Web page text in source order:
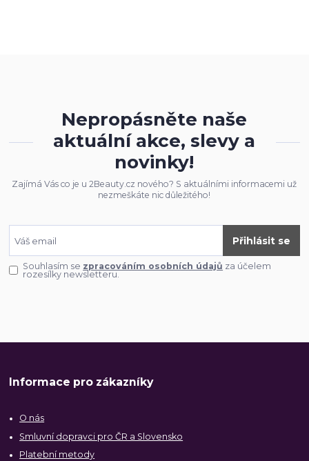
Nepropásněte naše
aktuální akce, slevy a
novinky!
Zajímá Vás co je u 2Beauty.cz nového? S aktuálními informacemi už
nezmeškáte nic důležitého!
Přihlásit se
Souhlasím se zpracováním osobních údajů za účelem
rozesílky newsletteru.
Informace pro zákazníky
O nás
Smluvní dopravci pro ČR a Slovensko
Platební metody